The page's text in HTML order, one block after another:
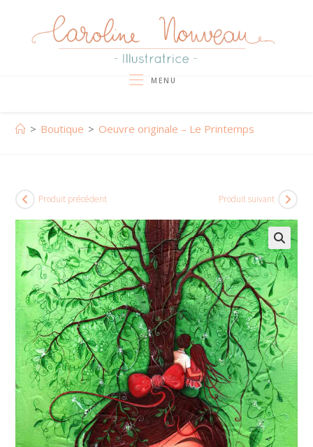
content
MENU
> Boutique > Oeuvre originale – Le Printemps
Produit précédent Produit suivant